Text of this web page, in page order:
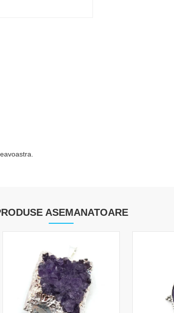
ASEMANATOARE